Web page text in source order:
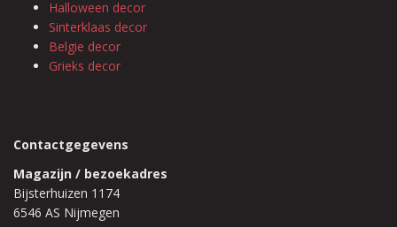
Halloween decor
Sinterklaas decor
Belgie decor
Grieks decor
Contactgegevens
Magazijn / bezoekadres
Bijsterhuizen 1174
6546 AS Nijmegen